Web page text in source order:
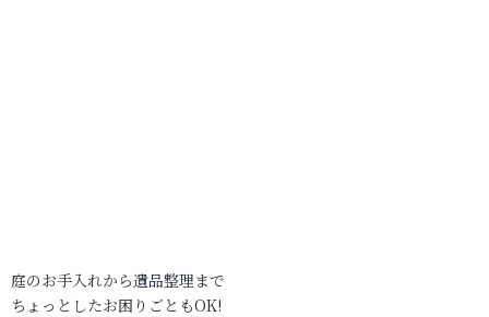
庭のお手入れから遺品整理まで
ちょっとしたお困りごともOK!